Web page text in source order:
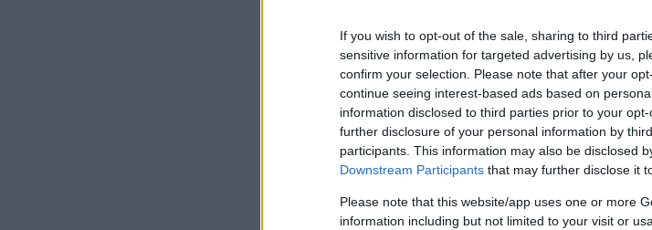
If you wish to opt-out of the sale, sharing to third
sensitive information for targeted advertising by us,
confirm your selection. Please note that after your
continue seeing interest-based ads based on
information disclosed to third parties prior to your
further disclosure of your personal information by
participants. This information may also be disclosed
Downstream Participants that may further disclose it
Please note that this website/app uses one or more
information including but not limited to your visit or